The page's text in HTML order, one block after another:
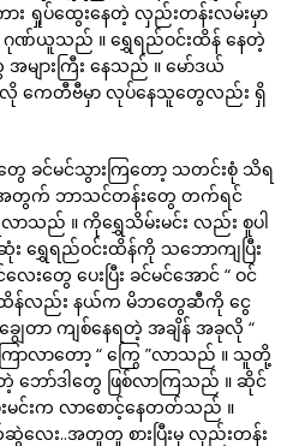
း ရှုပ်ထွေးနေတဲ့ လှည်းတန်းလမ်းမှာ
ဂုဏ်ယူသည် ။ ရွှေရည်ဝင်းထိန် နေတဲ့
ျားကြီး နေသည် ။ မော်ဒယ်
ကေတီဗီမှာ လုပ်နေသူတွေလည်း ရှိ
ေ ခင်မင်သွားကြတော့ သတင်းစုံ သိရ
အတွက် ဘာသင်တန်းတွေ တက်ရင်
သည် ။ ကိုရွှေသိမ်းမင်း လည်း စူပါ
ရွှေရည်ဝင်းထိန်ကို သဘောကျပြီး
တွေ ပေးပြီး ခင်မင်အောင် “ ဝင်
ထိန်လည်း နယ်က မိဘတွေဆီကို ငွေ
ျွေတာ ကျစ်နေရတဲ့ အချိန် အခုလို “
ြာလာတော့ “ ကြွေ ”လာသည် ။ သူတို့
ဘော်ဒါတွေ ဖြစ်လာကြသည် ။ ဆိုင်
မင်းက လာစောင့်နေတတ်သည် ။
ဆွဲလေး..အတူတူ စားပြီးမှ လှည်းတန်း